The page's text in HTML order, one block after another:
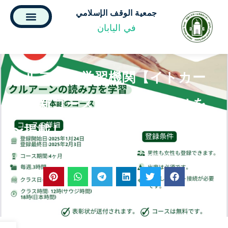
جمعية الوقف الإسلامي
في اليابان
クルアーン学習機関【イトカー
ン】新コース開催のお知らせを
掲載します〜
Posted on : السبت 01 فبراير 2025